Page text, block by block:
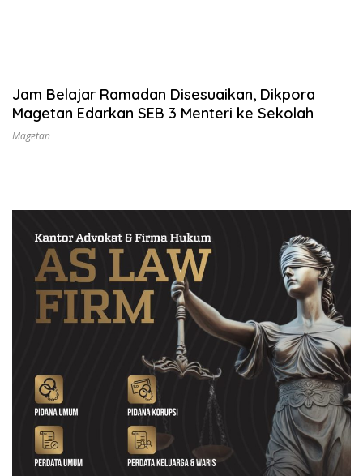
Jam Belajar Ramadan Disesuaikan, Dikpora
Magetan Edarkan SEB 3 Menteri ke Sekolah
Magetan